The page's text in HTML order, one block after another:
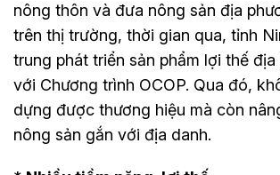
nông thôn và đưa nông sản địa
trên thị trường, thời gian qua, tỉnh
trung phát triển sản phẩm lợi thế
với Chương trình OCOP. Qua đó,
dựng được thương hiệu mà còn
nông sản gắn với địa danh.